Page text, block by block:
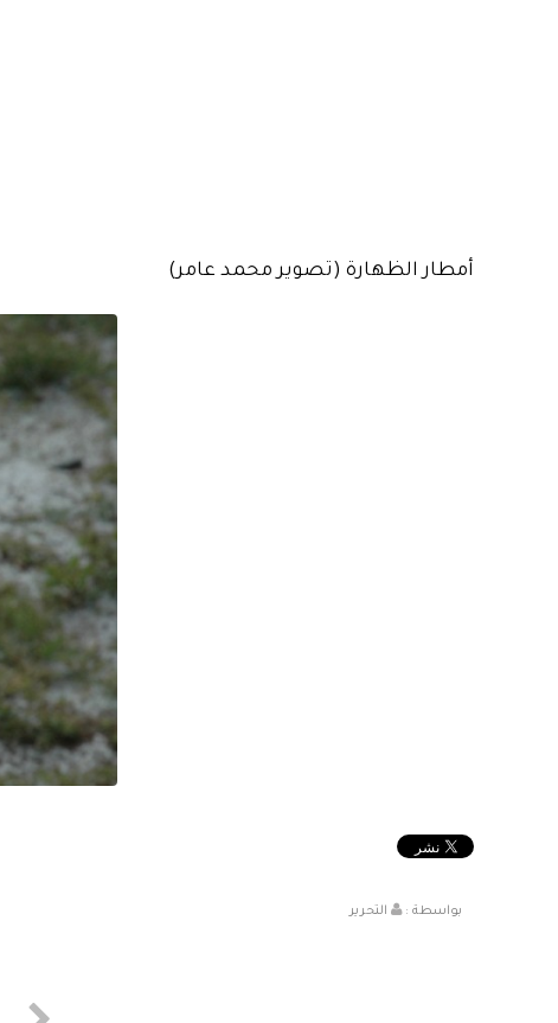
أمطار الظهارة (تصوير محمد عامر)
بواسطة : التحرير